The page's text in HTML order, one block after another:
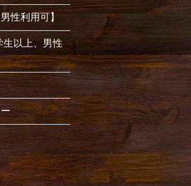
性利用可】
生以上、男性